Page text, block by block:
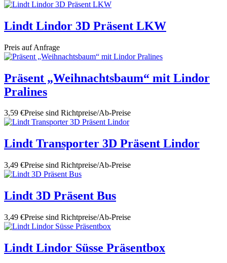
Lindt Lindor 3D Präsent LKW
Preis auf Anfrage
Präsent „Weihnachtsbaum“ mit Lindor
Pralines
3,59 €Preise sind Richtpreise/Ab-Preise
Lindt Transporter 3D Präsent Lindor
3,49 €Preise sind Richtpreise/Ab-Preise
Lindt 3D Präsent Bus
3,49 €Preise sind Richtpreise/Ab-Preise
Lindt Lindor Süsse Präsentbox